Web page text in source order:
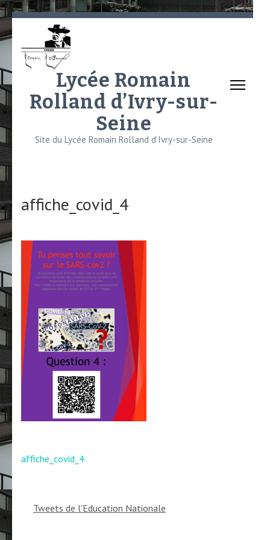
Aller
au
contenu
(Pressez
Entrée)
Lycée Romain
Rolland d’Ivry-sur-
Seine
Site du Lycée Romain Rolland d’Ivry-sur-Seine
affiche_covid_4
Navigation
affiche_covid_4
Tweets de l'Education Nationale